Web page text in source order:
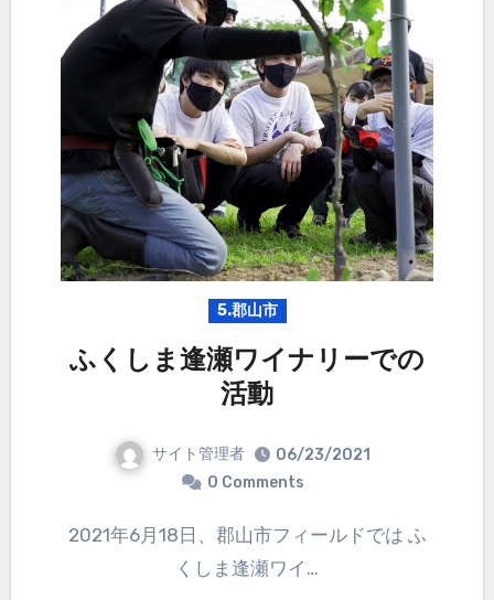
5.郡山市
ふくしま逢瀬ワイナリーでの
活動
サイト管理者
06/23/2021
0 Comments
2021年6月18日、郡山市フィールドでは ふ
くしま逢瀬ワイ…